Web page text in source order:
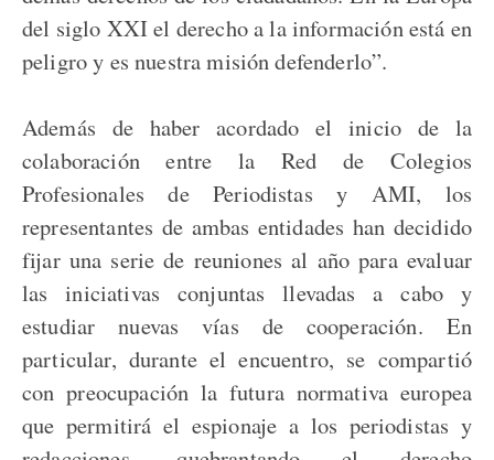
del siglo XXI el derecho a la información está en
peligro y es nuestra misión defenderlo”.
Además de haber acordado el inicio de la
colaboración entre la Red de Colegios
Profesionales de Periodistas y AMI, los
representantes de ambas entidades han decidido
fijar una serie de reuniones al año para evaluar
las iniciativas conjuntas llevadas a cabo y
estudiar nuevas vías de cooperación. En
particular, durante el encuentro, se compartió
con preocupación la futura normativa europea
que permitirá el espionaje a los periodistas y